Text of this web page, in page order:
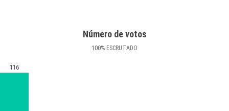
Número de votos
100% ESCRUTADO
116